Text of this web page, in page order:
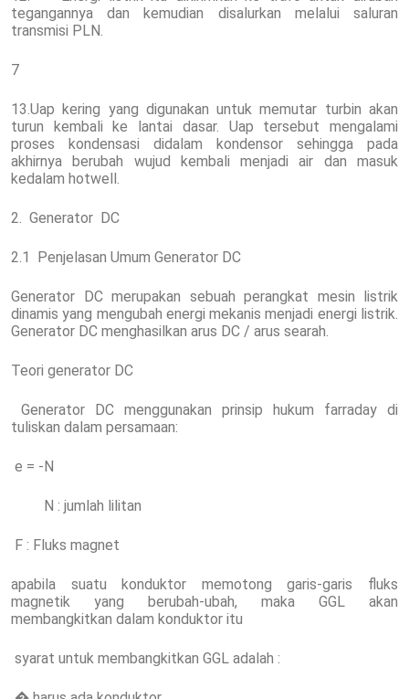
tegangannya dan kemudian disalurkan melalui saluran
transmisi PLN.
7
13.Uap kering yang digunakan untuk memutar turbin akan
turun kembali ke lantai dasar. Uap tersebut mengalami
proses kondensasi didalam kondensor sehingga pada
akhirnya berubah wujud kembali menjadi air dan masuk
kedalam hotwell.
2. Generator DC
2.1 Penjelasan Umum Generator DC
Generator DC merupakan sebuah perangkat mesin listrik
dinamis yang mengubah energi mekanis menjadi energi listrik.
Generator DC menghasilkan arus DC / arus searah.
Teori generator DC
Generator DC menggunakan prinsip hukum farraday di
tuliskan dalam persamaan:
e = -N
N : jumlah lilitan
F : Fluks magnet
apabila suatu konduktor memotong garis-garis fluks
magnetik yang berubah-ubah, maka GGL akan
membangkitkan dalam konduktor itu
syarat untuk membangkitkan GGL adalah :